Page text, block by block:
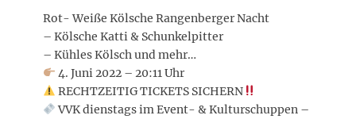
Rot- Weiße Kölsche Rangenberger Nacht
– Kölsche Katti & Schunkelpitter
– Kühles Kölsch und mehr…
4. Juni 2022 – 20:11 Uhr
RECHTZEITIG TICKETS SICHERN
VVK dienstags im Event- & Kulturschuppen –